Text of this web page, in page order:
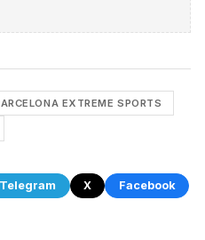
EXTREME SPORTS
Telegram X
Facebook